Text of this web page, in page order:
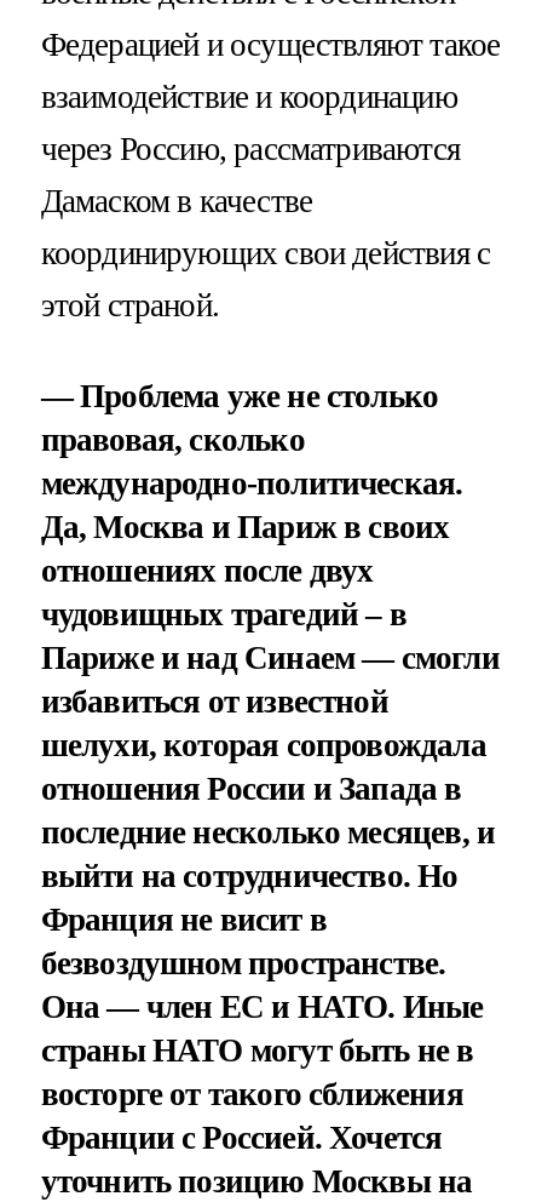
Федерацией и осуществляют такое
взаимодействие и координацию
через Россию, рассматриваются
Дамаском в качестве
координирующих свои действия с
этой страной.
— Проблема уже не столько
правовая, сколько
международно-политическая.
Да, Москва и Париж в своих
отношениях после двух
чудовищных трагедий – в
Париже и над Синаем — смогли
избавиться от известной
шелухи, которая сопровождала
отношения России и Запада в
последние несколько месяцев, и
выйти на сотрудничество. Но
Франция не висит в
безвоздушном пространстве.
Она — член ЕС и НАТО. Иные
страны НАТО могут быть не в
восторге от такого сближения
Франции с Россией. Хочется
уточнить позицию Москвы на